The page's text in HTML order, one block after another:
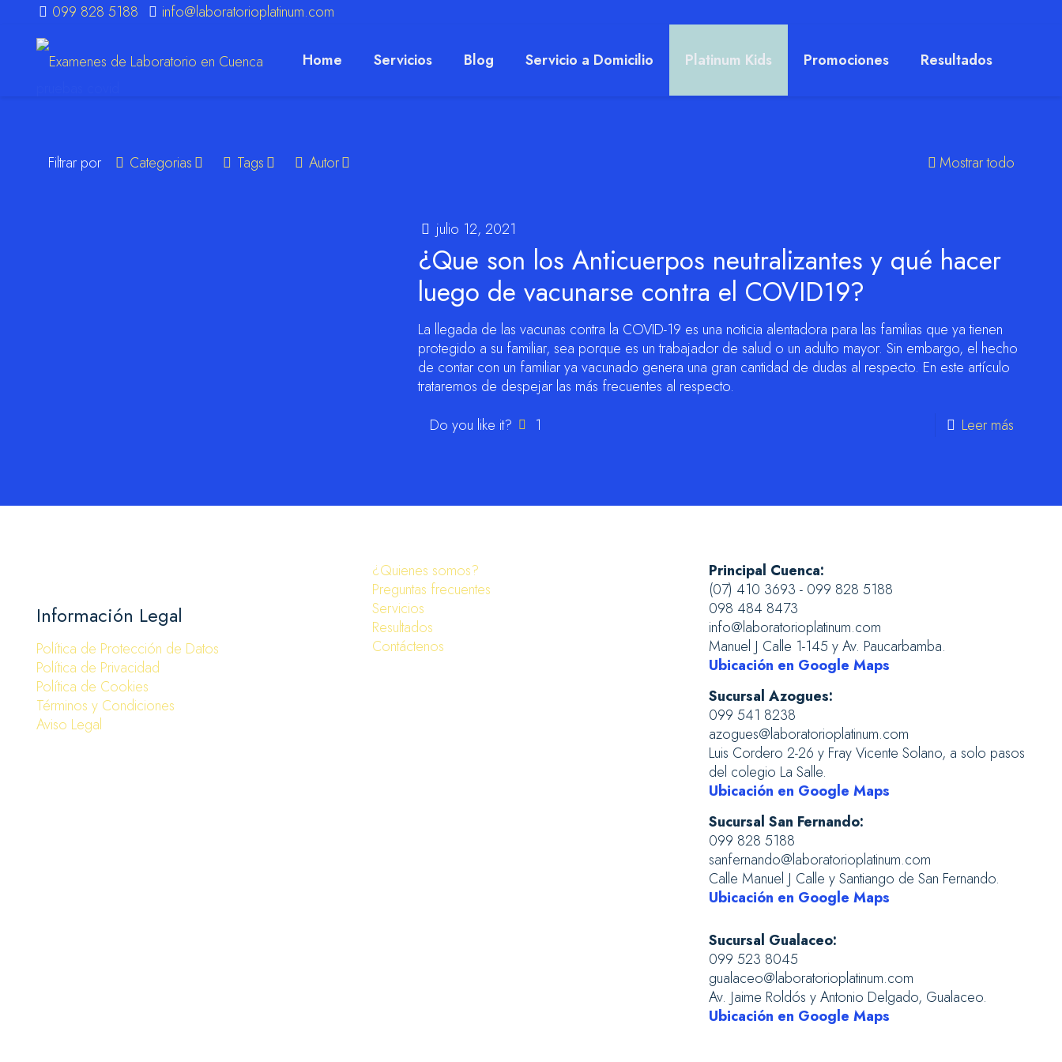
099 828 5188 info@laboratorioplatinum.com
Home Servicios Blog Servicio a Domicilio Platinum Kids Promociones
Resultados
Filtrar por Categorias Tags Autor Mostrar todo
julio 12, 2021
¿Que son los Anticuerpos neutralizantes y qué hacer
luego de vacunarse contra el COVID19?
La llegada de las vacunas contra la COVID-19 es una noticia alentadora para las familias que ya tienen
protegido a su familiar, sea porque es un trabajador de salud o un adulto mayor. Sin embargo, el hecho
de contar con un familiar ya vacunado genera una gran cantidad de dudas al respecto. En este artículo
trataremos de despejar las más frecuentes al respecto.
Do you like it?
1 Leer más
Información Legal
Política de Protección de Datos
Política de Privacidad
Política de Cookies
Términos y Condiciones
Aviso Legal
¿Quienes somos?
Preguntas frecuentes
Servicios
Resultados
Contáctenos
Principal Cuenca:
(07) 410 3693 - 099 828 5188
098 484 8473
info@laboratorioplatinum.com
Manuel J Calle 1-145 y Av. Paucarbamba.
Ubicación en Google Maps
Sucursal Azogues:
099 541 8238
azogues@laboratorioplatinum.com
Luis Cordero 2-26 y Fray Vicente Solano, a solo pasos
del colegio La Salle.
Ubicación en Google Maps
Sucursal San Fernando:
099 828 5188
sanfernando@laboratorioplatinum.com
Calle Manuel J Calle y Santiango de San Fernando.
Ubicación en Google Maps
Sucursal Gualaceo:
099 523 8045
gualaceo@laboratorioplatinum.com
Av. Jaime Roldós y Antonio Delgado, Gualaceo.
Ubicación en Google Maps